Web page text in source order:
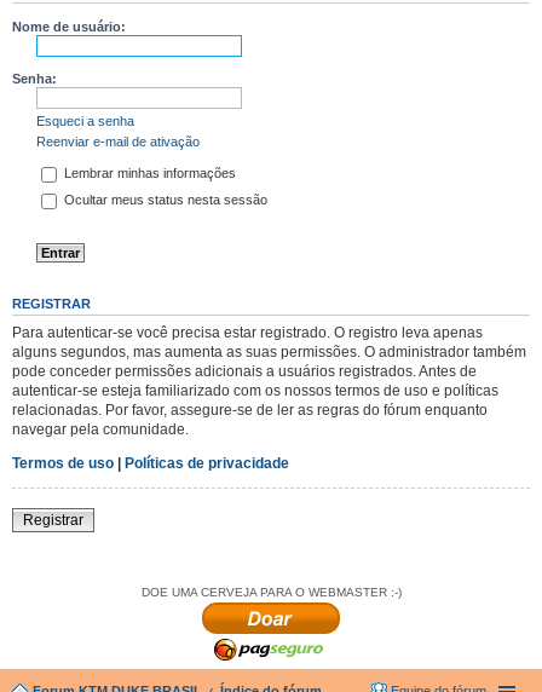
Nome de usuário:
Senha:
Esqueci a senha
Reenviar e-mail de ativação
Lembrar minhas informações
Ocultar meus status nesta sessão
REGISTRAR
Para autenticar-se você precisa estar registrado. O registro leva apenas
alguns segundos, mas aumenta as suas permissões. O administrador também
pode conceder permissões adicionais a usuários registrados. Antes de
autenticar-se esteja familiarizado com os nossos termos de uso e políticas
relacionadas. Por favor, assegure-se de ler as regras do fórum enquanto
navegar pela comunidade.
Termos de uso | Políticas de privacidade
Registrar
DOE UMA CERVEJA PARA O WEBMASTER :-)